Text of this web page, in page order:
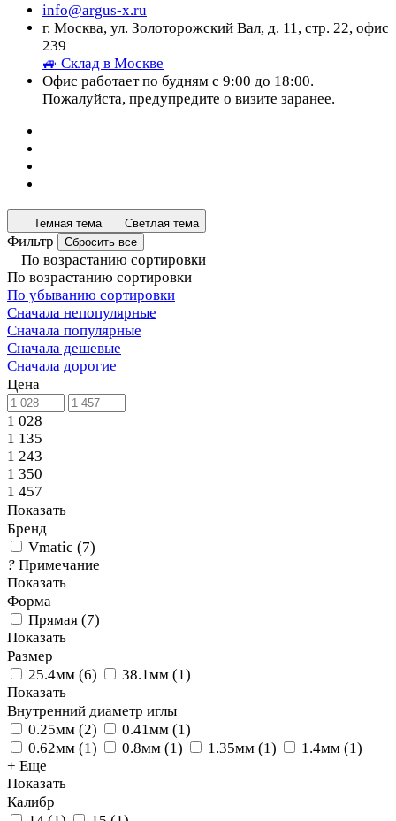
info@argus-x.ru
г. Москва, ул. Золоторожский Вал, д. 11, стр. 22, офис
239
🚙 Склад в Москве
Офис работает по будням с 9:00 до 18:00.
Пожалуйста, предупредите о визите заранее.
Темная тема Светлая тема
Фильтр Сбросить все
По возрастанию сортировки
По возрастанию сортировки
По убыванию сортировки
Сначала непопулярные
Сначала популярные
Сначала дешевые
Сначала дорогие
Цена
1 028
1 135
1 243
1 350
1 457
Показать
Бренд
Vmatic (7)
? Примечание
Показать
Форма
Прямая (7)
Показать
Размер
25.4мм (6) 38.1мм (1)
Показать
Внутренний диаметр иглы
0.25мм (2) 0.41мм (1)
0.62мм (1) 0.8мм (1) 1.35мм (1) 1.4мм (1)
+ Еще
Показать
Калибр